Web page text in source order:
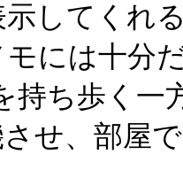
示してくれ
には十分
持ち歩く
せ、部屋